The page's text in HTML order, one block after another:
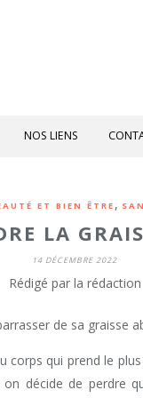
NOS LIENS
ET BIEN ÊTRE ,
LA
14 DÉCEMBRE 2022
Rédigé par la rédaction
corps qui prend le
décide de perdre